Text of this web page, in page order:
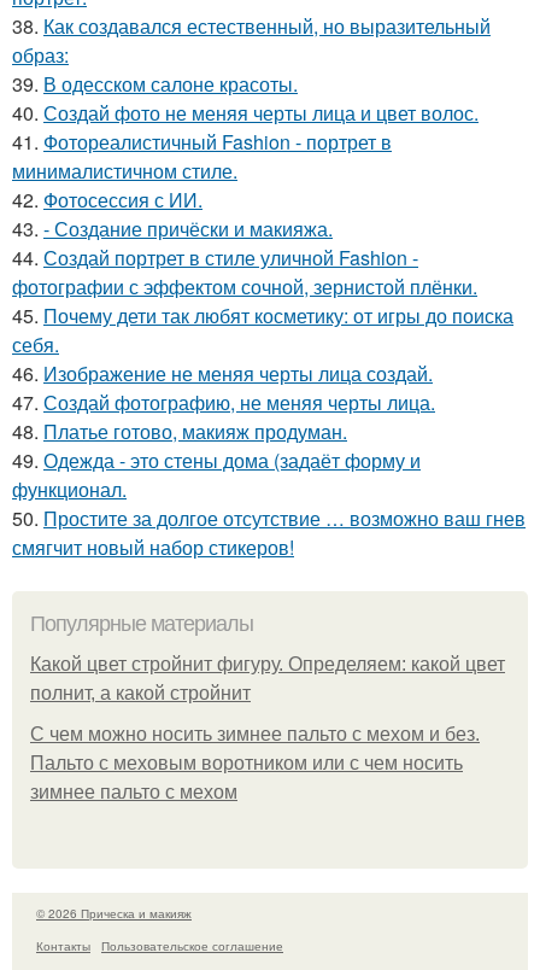
38. Как создавался естественный, но выразительный
образ:
39. В одесском салоне красоты.
40. Создай фото не меняя черты лица и цвет волос.
41. Фотореалистичный Fashion - портрет в
минималистичном стиле.
42. Фотосессия с ИИ.
43. - Создание причёски и макияжа.
44. Создай портрет в стиле уличной Fashion -
фотографии с эффектом сочной, зернистой плёнки.
45. Почему дети так любят косметику: от игры до поиска
себя.
46. Изображение не меняя черты лица создай.
47. Создай фотографию, не меняя черты лица.
48. Платье готово, макияж продуман.
49. Одежда - это стены дома (задаёт форму и
функционал.
50. Простите за долгое отсутствие … возможно ваш гнев
смягчит новый набор стикеров!
Популярные материалы
Какой цвет стройнит фигуру. Определяем: какой цвет
полнит, а какой стройнит
C чем можно носить зимнее пальто с мехом и без.
Пальто с меховым воротником или с чем носить
зимнее пальто с мехом
© 2026 Прическа и макияж
Контакты
Пользовательское соглашение